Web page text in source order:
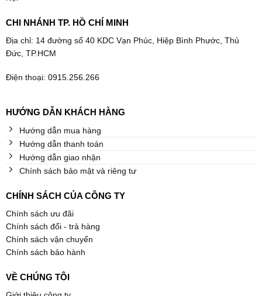
CHI NHÁNH TP. HỒ CHÍ MINH
Địa chỉ: 14 đường số 40 KDC Vạn Phúc, Hiệp Bình Phước, Thủ
Đức, TP.HCM
Điện thoại: 0915.256.266
HƯỚNG DẪN KHÁCH HÀNG
Hướng dẫn mua hàng
Hướng dẫn thanh toán
Hướng dẫn giao nhận
Chính sách bảo mật và riêng tư
CHÍNH SÁCH CỦA CÔNG TY
Chính sách ưu đãi
Chính sách đổi - trả hàng
Chính sách vận chuyển
Chính sách bảo hành
VỀ CHÚNG TÔI